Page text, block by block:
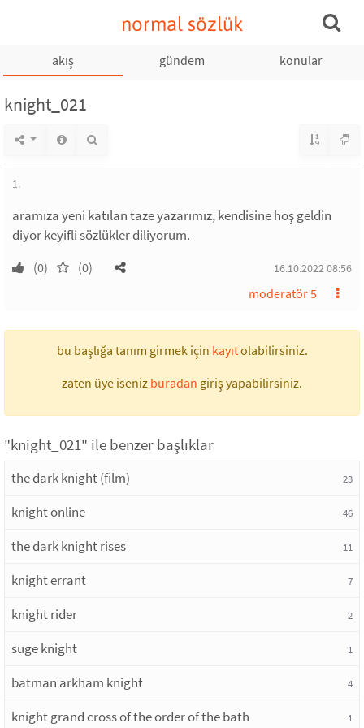
normal sözlük
akış gündem konular
knight_021
1.
aramıza yeni katılan taze yazarımız, kendisine hoş geldin
diyor keyifli sözlükler diliyorum.
(0) (0) 16.10.2022 08:56
moderatör 5
bu başlığa tanım girmek için kayıtolabilirsiniz.
zaten üye iseniz buradan giriş yapabilirsiniz.
"knight_021" ile benzer başlıklar
the dark knight (film) 23
knight online 46
the dark knight rises 11
knight errant 7
knight rider 2
suge knight 1
batman arkham knight 4
knight grand cross of the order of the bath 1